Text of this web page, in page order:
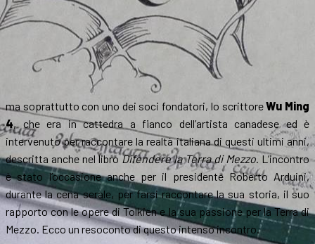
ma soprattutto con uno dei soci fondatori, lo scrittoreWu Ming
4, che era in cattedra a fianco dell’artista canadese ed è
intervenuto per raccontare la realtà italiana di questi ultimi anni,
descritta anche nel libroDifendere la Terra di Mezzo . L’incontro
è stato l’occasione anche per il presidente Roberto Arduini,
durante la cena serale, per farsi raccontare la sua storia, il suo
rapporto con le opere di Tolkien e la sua passione per la Terra di
Mezzo. Ecco un resoconto di questo intenso incontro.